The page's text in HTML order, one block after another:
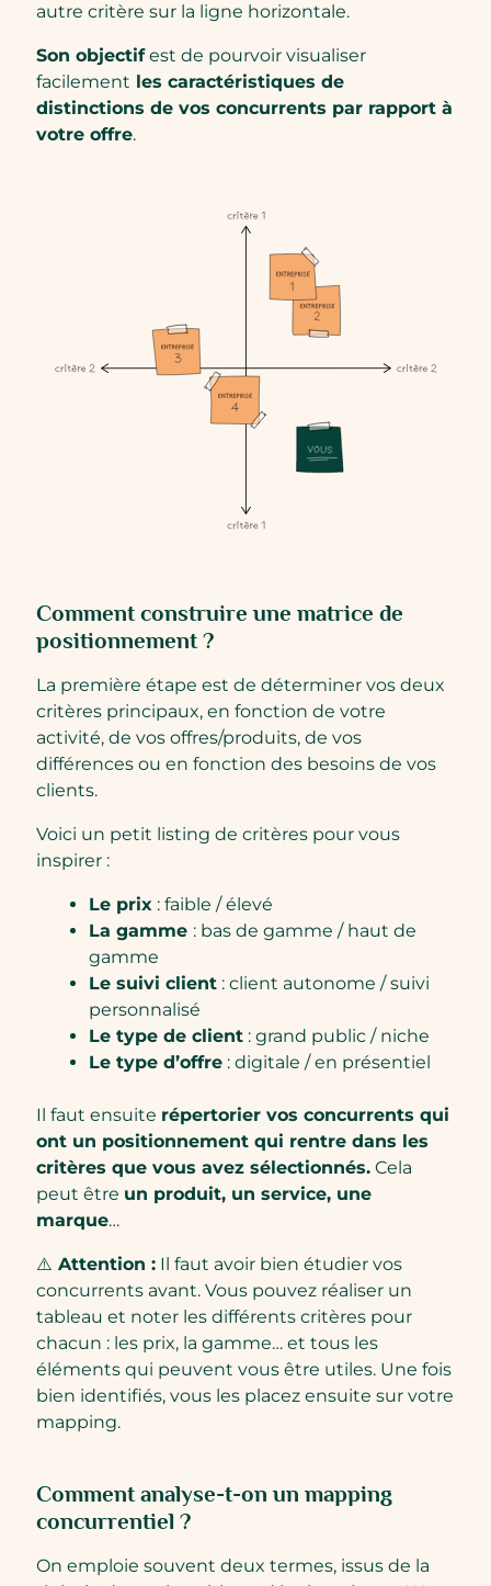
autre critère sur la ligne horizontale.
Son objectifest de pourvoir visualiser
facilement les caractéristiques de
distinctions de vos concurrents par rapport à
votre offre.
Comment construire une matrice de
positionnement ?
La première étape est de déterminer vos deux
critères principaux, en fonction de votre
activité, de vos offres/produits, de vos
différences ou en fonction des besoins de vos
clients.
Voici un petit listing de critères pour vous
inspirer :
Le prix : faible / élevé
La gamme : bas de gamme / haut de
gamme
Le suivi client : client autonome / suivi
personnalisé
Le type de client : grand public / niche
Le type d’offre : digitale / en présentiel
Il faut ensuite répertorier vos concurrents qui
ont un positionnement qui rentre dans les
critères que vous avez sélectionnés. Cela
peut être un produit, un service, une
marque…
⚠️ Attention : Il faut avoir bien étudier vos
concurrents avant. Vous pouvez réaliser un
tableau et noter les différents critères pour
chacun : les prix, la gamme… et tous les
éléments qui peuvent vous être utiles. Une fois
bien identifiés, vous les placez ensuite sur votre
mapping.
Comment analyse-t-on un mapping
concurrentiel ?
On emploie souvent deux termes, issus de la